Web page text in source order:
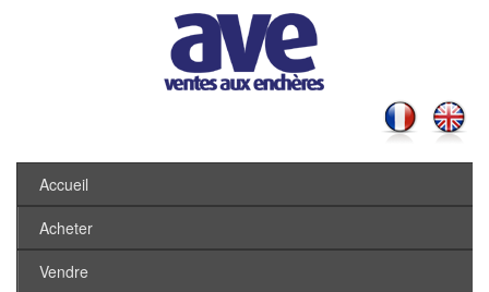
Accueil
Acheter
Vendre